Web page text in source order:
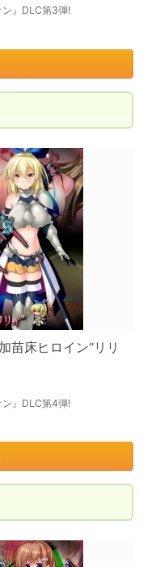
』DLC第3弾!
苗床ヒロイン“リリ
』DLC第4弾!